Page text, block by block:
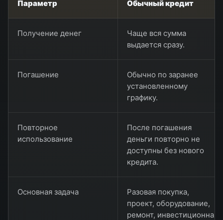
Параметр Обычный кредит
Получение денег
Чаще вся сумма
выдается сразу.
Погашение
Обычно по заранее
установленному
графику.
Повторное
использование
После погашения
деньги повторно не
доступны без нового
кредита.
Основная задача
Разовая покупка,
проект, оборудование,
ремонт, инвестиционная